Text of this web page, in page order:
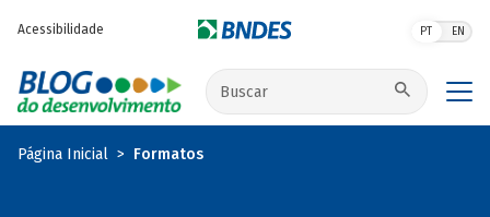
Acessibilidade PT EN
Buscar no site
Página Inicial Formatos